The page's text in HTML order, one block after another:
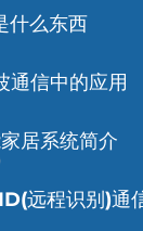
什么东西
通信中的应用
居系统简介
远程识别)通